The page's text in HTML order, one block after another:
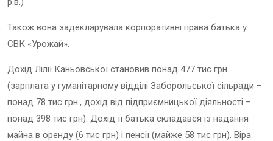
Також вона задекларувала корпоративні права батька у
СВК «Урожай».
Дохід Лілії Каньовської становив понад 477 тис грн.
(зарплата у гуманітарному відділі Заборольської сільради –
понад 78 тис грн., дохід від підприємницької діяльності –
понад 398 тис грн). Дохід її батька складався із надання
майна в оренду (6 тис грн) і пенсії (майже 58 тис грн). Віра